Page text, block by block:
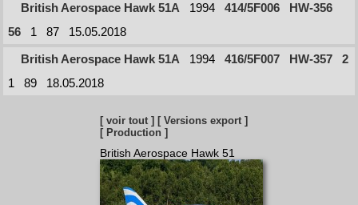
British Aerospace Hawk 51A
1994 414/5F006
HW-356
56
1 87
15.05.2018
British Aerospace Hawk 51A
1994 416/5F007 HW-357
2
1
89 18.05.2018
[ voir tout ] [ Versions export ]
[ Production ]
British Aerospace Hawk 51